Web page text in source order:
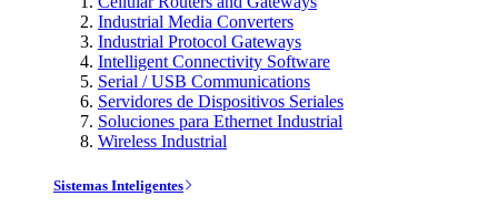
Industrial Media Converters
Industrial Protocol Gateways
Intelligent Connectivity Software
Serial / USB Communications
Servidores de Dispositivos Seriales
Soluciones para Ethernet Industrial
Wireless Industrial
Sistemas Inteligentes